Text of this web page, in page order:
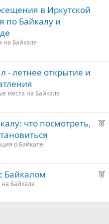
в Иркутской
по Байкалу и
на Байкале
- летнее открытие и
места на Байкале
Р
е
у
что посмотреть,
о Байкале
Р
о
Байкалом
Байкале